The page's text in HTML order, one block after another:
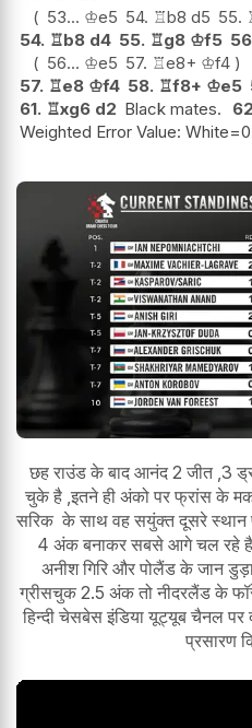
53... ♔e5 54. ♖b8 d5 55.
54. ♖b8 d4 55. ♖g8 ♔f5
56... ♔e5 57. ♖e8+ ♔f4
57. ♖e8 ♔f4 58. ♖f8+ ♔e5
61. ♖xg6 d2 Black mates.
Weighted Error Value:
छह राउंड के बाद आनंद 2 जीत ,3
चुके है ,इतने ही अंको पर फ्रांस के
सरिक के साथ वह सयुंक्त दूसरे स्थान
4 अंक बनाकर सबसे आगे चल रहे
अनीश गिरि और पोलैंड के जान
ग्रीसचुक 2.5 अंक तो नीदरलैंड के
हिन्दी चेसबेस इंडिया यूट्यूब चैनल पर
प्रसारण